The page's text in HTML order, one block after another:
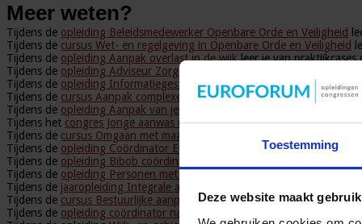
Toestemming
Deze website maakt
Meer weten?
Tijdens de opleiding Beleidsmedewerker Openbare Orde en Veiligheid
Tijdens de cursus Wet- en regelgeving in Openbare Orde en Veiligheid
Tijdens de opleiding Aanpak overlast in de wijkleer je van praktijkcases
Tijdens de opleiding Adviseur Zorg en Veiligheid
Tijdens de opleiding Informatiegestuurd adviseren OOVhelpt je een
Tijdens de cursus Aanpak complexe woonoverlastleer je woongenot
Tijdens de opleiding Aanpak van jeugdcriminaliteit en jeugdgroepen
Tijdens het congres Jonge aanwas uit de jeugdcriminaliteithoor je hoe
Tijdens de cursus Omgaan met maatschappelijke onrust, polarisatie &
Tijdens de opleiding Coördinator Evenementenveiligheidleer je omgaan
Tijdens de opleiding Bibob coördinator
Tijdens de opleiding Personen met onbegrepengedrag krijg je
Tijdens de jaaropleiding Integrale aanpak van ondermijning
Tijdens de cursus Bestuurlijke aanpak van ondermijningleer je hoe je
Tijdens de opleiding coördinator nazorg ex-gedetineerden